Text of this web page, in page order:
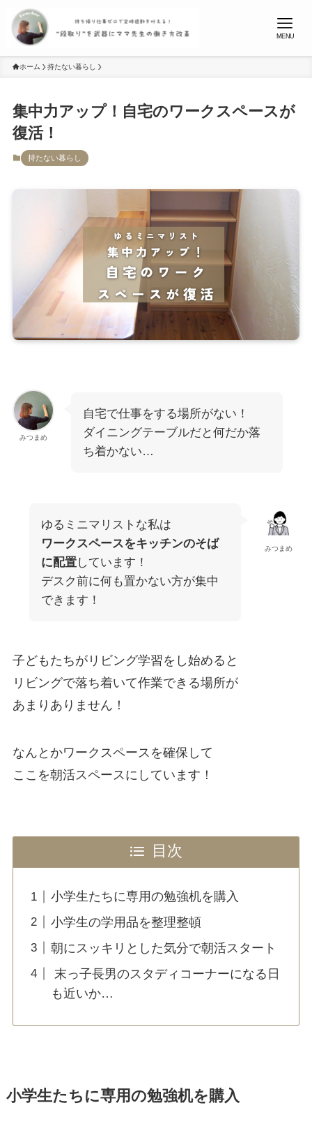
MENU
ホーム 持たない暮らし
集中力アップ！自宅のワークスペースが
復活！
持たない暮らし
みつまめ
自宅で仕事をする場所がない！
ダイニングテーブルだと何だか落
ち着かない…
みつまめ
ゆるミニマリストな私は
ワークスペースをキッチンのそば
に配置しています！
デスク前に何も置かない方が集中
できます！
子どもたちがリビング学習をし始めると
リビングで落ち着いて作業できる場所が
あまりありません！
なんとかワークスペースを確保して
ここを朝活スペースにしています！
目次
小学生たちに専用の勉強机を購入
小学生の学用品を整理整頓
朝にスッキリとした気分で朝活スタート
末っ子長男のスタディコーナーになる日
も近いか…
小学生たちに専用の勉強机を購入